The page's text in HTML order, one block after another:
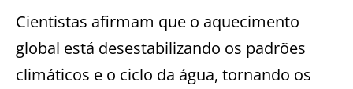
Cientistas afirmam que o aquecimento
global está desestabilizando os padrões
climáticos e o ciclo da água, tornando os